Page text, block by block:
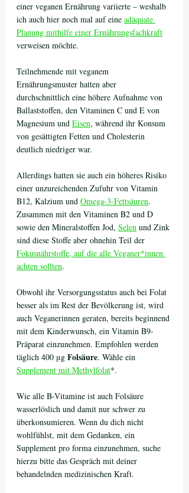
einer veganen Ernährung variierte – weshalb
ich auch hier noch mal auf eine adäquate
Planung mithilfe einer Ernährungsfachkraft
verweisen möchte.
Teilnehmende mit veganem
Ernährungsmuster hatten aber
durchschnittlich eine höhere Aufnahme von
Ballaststoffen, den Vitaminen C und E von
Magnesium und Eisen, während ihr Konsum
von gesättigten Fetten und Cholesterin
deutlich niedriger war.
Allerdings hatten sie auch ein höheres Risiko
einer unzureichenden Zufuhr von Vitamin
B12, Kalzium und Omega-3-Fettsäuren.
Zusammen mit den Vitaminen B2 und D
sowie den Mineralstoffen Jod, Selen und Zink
sind diese Stoffe aber ohnehin Teil der
Fokusnährstoffe, auf die alle Veganer*innen
achten sollten.
Obwohl ihr Versorgungsstatus auch bei Folat
besser als im Rest der Bevölkerung ist, wird
auch Veganerinnen geraten, bereits beginnend
mit dem Kinderwunsch, ein Vitamin B9-
Präparat einzunehmen. Empfohlen werden
täglich 400 μg Folsäure. Wähle ein
Supplement mit Methylfolat*.
Wie alle B-Vitamine ist auch Folsäure
wasserlöslich und damit nur schwer zu
überkonsumieren. Wenn du dich nicht
wohlfühlst, mit dem Gedanken, ein
Supplement pro forma einzunehmen, suche
hierzu bitte das Gespräch mit deiner
behandelnden medizinischen Kraft.